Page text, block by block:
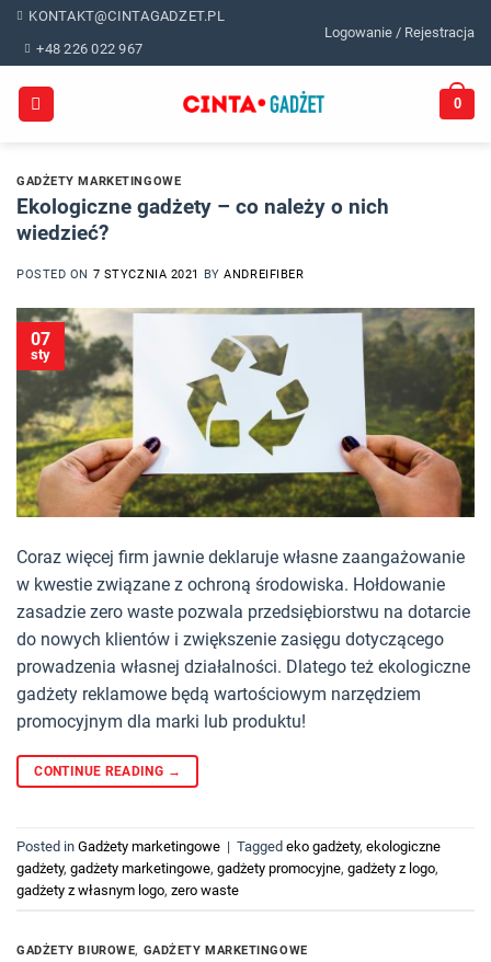
Skip
content
KONTAKT@CINTAGADZET.PL
+48 226 022 967
Logowanie / Rejestracja
0
GADŻETY MARKETINGOWE
Ekologiczne gadżety – co należy o nich
wiedzieć?
POSTED ON 7 STYCZNIA 2021 BYANDREIFIBER
07
sty
Coraz więcej firm jawnie deklaruje własne zaangażowanie
w kwestie związane z ochroną środowiska. Hołdowanie
zasadzie zero waste pozwala przedsiębiorstwu na dotarcie
do nowych klientów i zwiększenie zasięgu dotyczącego
prowadzenia własnej działalności. Dlatego też ekologiczne
gadżety reklamowe będą wartościowym narzędziem
promocyjnym dla marki lub produktu!
CONTINUE READING →
Posted in Gadżety marketingowe | Tagged eko gadżety, ekologiczne
gadżety, gadżety marketingowe, gadżety promocyjne, gadżety z logo,
gadżety z własnym logo, zero waste
GADŻETY BIUROWE, GADŻETY MARKETINGOWE